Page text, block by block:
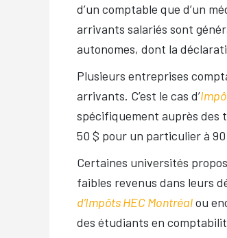
d’un comptable que d’un
arrivants salariés sont
autonomes, dont la
Plusieurs entreprises
arrivants. C’est le cas d’
spécifiquement auprès des
50 $ pour un particulier à
Certaines universités
faibles revenus dans leurs
d’Impôts HEC Montréalou
des étudiants en